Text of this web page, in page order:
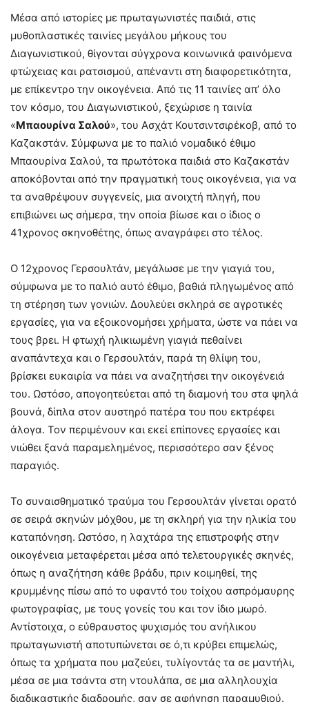
Μέσα από ιστορίες με πρωταγωνιστές παιδιά, στις
μυθοπλαστικές ταινίες μεγάλου μήκους του
Διαγωνιστικού, θίγονται σύγχρονα κοινωνικά φαινόμενα
φτώχειας και ρατσισμού, απέναντι στη διαφορετικότητα,
με επίκεντρο την οικογένεια. Από τις 11 ταινίες απ’ όλο
τον κόσμο, του Διαγωνιστικού, ξεχώρισε η ταινία
«Μπαουρίνα Σαλού», του Ασχάτ Κουτσιντσιρέκοβ, από το
Καζακστάν. Σύμφωνα με το παλιό νομαδικό έθιμο
Μπαουρίνα Σαλού, τα πρωτότοκα παιδιά στο Καζακστάν
αποκόβονται από την πραγματική τους οικογένεια, για να
τα αναθρέψουν συγγενείς, μια ανοιχτή πληγή, που
επιβιώνει ως σήμερα, την οποία βίωσε και ο ίδιος ο
41χρονος σκηνοθέτης, όπως αναγράφει στο τέλος.
Ο 12χρονος Γερσουλτάν, μεγάλωσε με την γιαγιά του,
σύμφωνα με το παλιό αυτό έθιμο, βαθιά πληγωμένος από
τη στέρηση των γονιών. Δουλεύει σκληρά σε αγροτικές
εργασίες, για να εξοικονομήσει χρήματα, ώστε να πάει να
τους βρει. Η φτωχή ηλικιωμένη γιαγιά πεθαίνει
αναπάντεχα και ο Γερσουλτάν, παρά τη θλίψη του,
βρίσκει ευκαιρία να πάει να αναζητήσει την οικογένειά
του. Ωστόσο, απογοητεύεται από τη διαμονή του στα ψηλά
βουνά, δίπλα στον αυστηρό πατέρα του που εκτρέφει
άλογα. Τον περιμένουν και εκεί επίπονες εργασίες και
νιώθει ξανά παραμελημένος, περισσότερο σαν ξένος
παραγιός.
Το συναισθηματικό τραύμα του Γερσουλτάν γίνεται ορατό
σε σειρά σκηνών μόχθου, με τη σκληρή για την ηλικία του
καταπόνηση. Ωστόσο, η λαχτάρα της επιστροφής στην
οικογένεια μεταφέρεται μέσα από τελετουργικές σκηνές,
όπως η αναζήτηση κάθε βράδυ, πριν κοιμηθεί, της
κρυμμένης πίσω από το υφαντό του τοίχου ασπρόμαυρης
φωτογραφίας, με τους γονείς του και τον ίδιο μωρό.
Αντίστοιχα, ο εύθραυστος ψυχισμός του ανήλικου
πρωταγωνιστή αποτυπώνεται σε ό,τι κρύβει επιμελώς,
όπως τα χρήματα που μαζεύει, τυλίγοντάς τα σε μαντήλι,
μέσα σε μια τσάντα στη ντουλάπα, σε μια αλληλουχία
διαδικαστικής διαδρομής, σαν σε αφήγηση παραμυθιού.